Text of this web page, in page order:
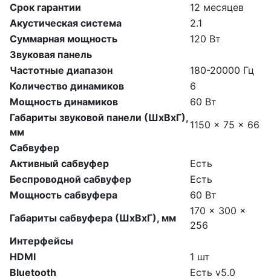
Срок гарантии
12 месяцев
Акустическая система
2.1
Суммарная мощность
120 Вт
Звуковая панель
Частотные диапазон
180-20000 Гц
Количество динамиков
6
Мощность динамиков
60 Вт
Габариты звуковой панели (ШхВхГ),
мм
1150 x 75 x 66
Сабвуфер
Активный сабвуфер
Есть
Беспроводной сабвуфер
Есть
Мощность сабвуфера
60 Вт
Габариты сабвуфера (ШхВхГ), мм
170 x 300 x
256
Интерфейсы
HDMI
1 шт
Bluetooth
Есть v5.0